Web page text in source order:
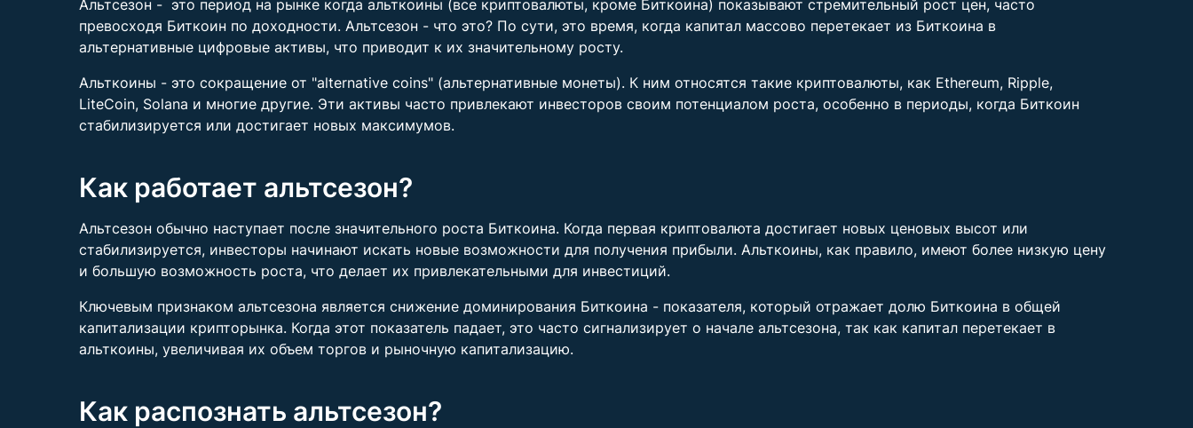
Альтсезон - это период на рынке когда альткоины (все криптовалюты, кроме Биткоина) показывают стремительный рост цен, часто
превосходя Биткоин по доходности. Альтсезон - что это? По сути, это время, когда капитал массово перетекает из Биткоина в
альтернативные цифровые активы, что приводит к их значительному росту.
Альткоины - это сокращение от "alternative coins" (альтернативные монеты). К ним относятся такие криптовалюты, как Ethereum, Ripple,
LiteCoin, Solana и многие другие. Эти активы часто привлекают инвесторов своим потенциалом роста, особенно в периоды, когда Биткоин
стабилизируется или достигает новых максимумов.
Как работает альтсезон?
Альтсезон обычно наступает после значительного роста Биткоина. Когда первая криптовалюта достигает новых ценовых высот или
стабилизируется, инвесторы начинают искать новые возможности для получения прибыли. Альткоины, как правило, имеют более низкую цену
и большую возможность роста, что делает их привлекательными для инвестиций.
Ключевым признаком альтсезона является снижение доминирования Биткоина - показателя, который отражает долю Биткоина в общей
капитализации крипторынка. Когда этот показатель падает, это часто сигнализирует о начале альтсезона, так как капитал перетекает в
альткоины, увеличивая их объем торгов и рыночную капитализацию.
Как распознать альтсезон?